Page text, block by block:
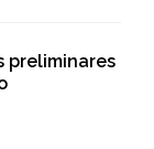
preliminares